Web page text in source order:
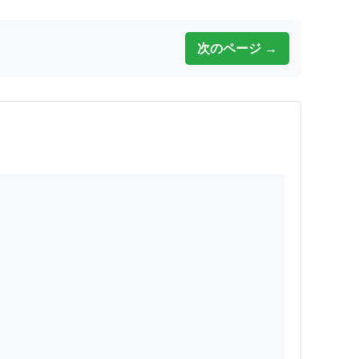
次のページ →